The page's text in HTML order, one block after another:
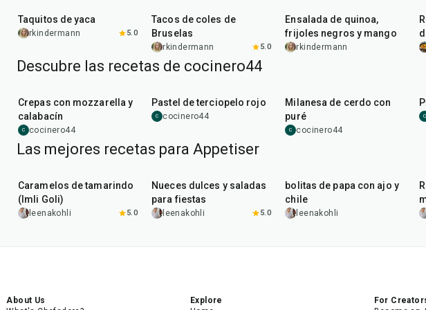
Taquitos de yaca
rkindermann 5.0
Tacos de coles de
Bruselas
rkindermann 5.0
Ensalada de quinoa,
frijoles negros y mango
rkindermann
Descubre las recetas de cocinero44
Crepas con mozzarella y
calabacín
C cocinero44
Pastel de terciopelo rojo
C cocinero44
Milanesa de cerdo con
puré
C cocinero44
C
Las mejores recetas para Appetiser
Caramelos de tamarindo
(Imli Goli)
leenakohli 5.0
Nueces dulces y saladas
para fiestas
leenakohli 5.0
bolitas de papa con ajo y
chile
leenakohli
About Us
Explore
For